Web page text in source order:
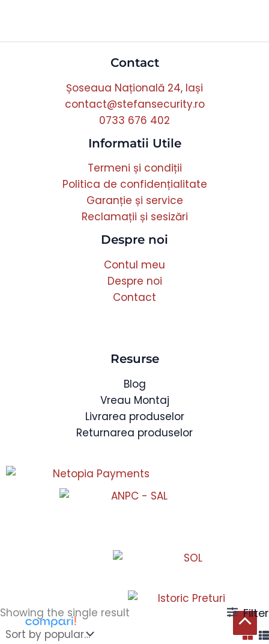
Showing the single result Filter
Contact
Șoseaua Națională 24, Iași
contact@stefansecurity.ro
0733 676 402
Informatii Utile
Termeni și condiții
Politica de confidențialitate
Garanție și service
Reclamații și sesizări
Despre noi
Contul meu
Despre noi
Contact
Resurse
Blog
Vreau Montaj
Livrarea produselor
Returnarea produselor
Scroll
to